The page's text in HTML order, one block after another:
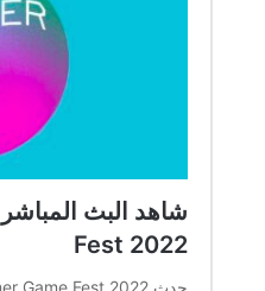
Fest 2022